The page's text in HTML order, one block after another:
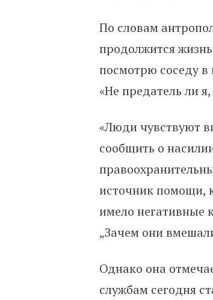
По словам
продолжится
посмотрю соседу в
«Не предатель ли
«Люди чувствуют
сообщить о
источник помощи,
имело негативные
„Зачем они
Однако она
службам сегодня